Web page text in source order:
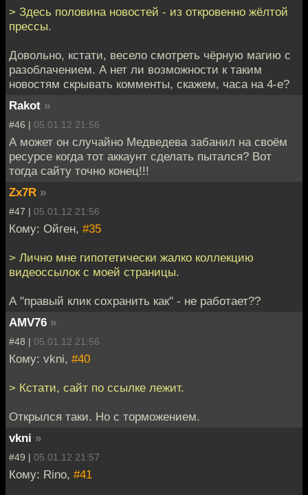
> Здесь половина новостей - из откровенно жёлтой
прессы.
Довольно, кстати, весело смотреть чёрную магию с
разоблачением. А нет ли возможности к таким
новостям скрывать комменты, скажем, часа на 4-е?
Rakot »
#46 | 05.01.12 21:56
А может он случайно Медведева забанил на своём
ресурсе когда тот аккаунт сделать пытался? Вот
тогда сайту точно конец!!!
Zx7R »
#47 | 05.01.12 21:56
Кому: Ойген, #35
> Лично мне гипотетически жалко коллекцию
видеоссылок с моей страницы.
А "правый клик сохранить как" - не работает??
AMV76 »
#48 | 05.01.12 21:56
Кому: vkni, #40
> Кстати, сайт по ссылке лежит.
Открылся таки. Но с торможением.
vkni »
#49 | 05.01.12 21:57
Кому: Rino, #41